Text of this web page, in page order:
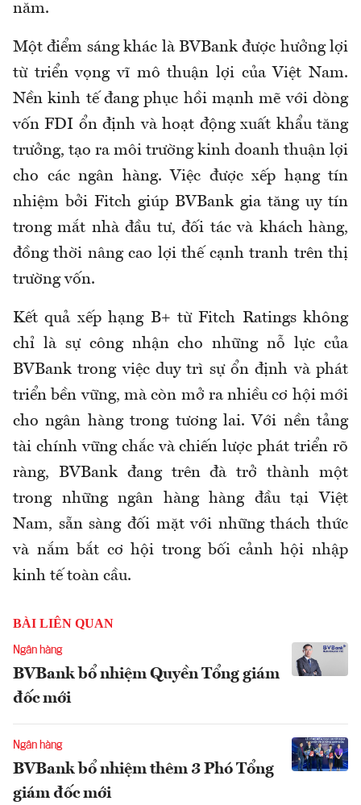
năm.
Một điểm sáng khác là BVBank được hưởng lợi
từ triển vọng vĩ mô thuận lợi của Việt Nam.
Nền kinh tế đang phục hồi mạnh mẽ với dòng
vốn FDI ổn định và hoạt động xuất khẩu tăng
trưởng, tạo ra môi trường kinh doanh thuận lợi
cho các ngân hàng. Việc được xếp hạng tín
nhiệm bởi Fitch giúp BVBank gia tăng uy tín
trong mắt nhà đầu tư, đối tác và khách hàng,
đồng thời nâng cao lợi thế cạnh tranh trên thị
trường vốn.
Kết quả xếp hạng B+ từ Fitch Ratings không
chỉ là sự công nhận cho những nỗ lực của
BVBank trong việc duy trì sự ổn định và phát
triển bền vững, mà còn mở ra nhiều cơ hội mới
cho ngân hàng trong tương lai. Với nền tảng
tài chính vững chắc và chiến lược phát triển rõ
ràng, BVBank đang trên đà trở thành một
trong những ngân hàng hàng đầu tại Việt
Nam, sẵn sàng đối mặt với những thách thức
và nắm bắt cơ hội trong bối cảnh hội nhập
kinh tế toàn cầu.
BÀI LIÊN QUAN
Ngân hàng
BVBank bổ nhiệm Quyền Tổng giám
đốc mới
Ngân hàng
BVBank bổ nhiệm thêm 3 Phó Tổng
giám đốc mới